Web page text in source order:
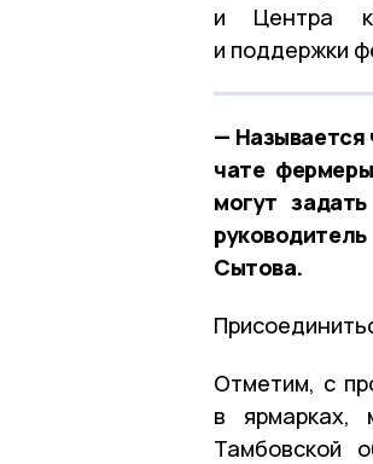
и Центра
и поддержки
—
чате
могут
Сытова.
Отметим, с
в ярмарках,
Тамбовской